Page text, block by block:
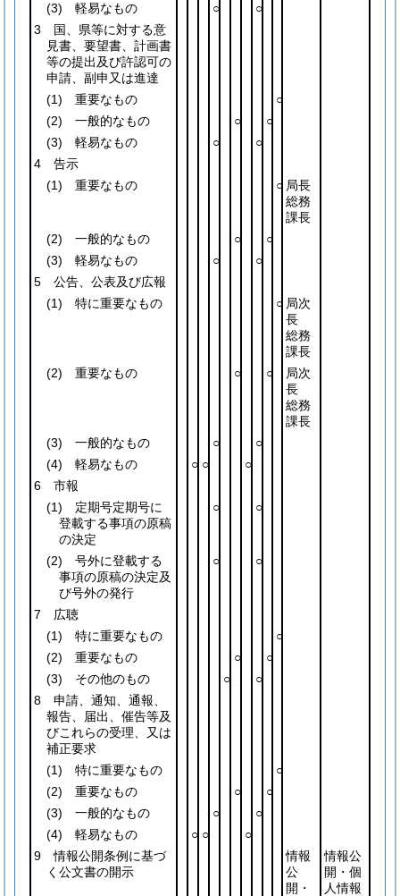
(3) 軽易なもの ○
○
3 国、県等に対する意
見書、要望書、計画書
等の提出及び許認可の
申請、副申又は進達
(1) 重要なもの
○
(2) 一般的なもの ○
○
(3) 軽易なもの ○
○
4 告示
(1) 重要なもの ○ 局長
総務
課長
(2) 一般的なもの ○
○
(3) 軽易なもの ○
○
5 公告、公表及び広報
(1) 特に重要なもの ○ 局次
長
総務
課長
(2) 重要なもの ○ ○
局次
長
総務
課長
(3) 一般的なもの ○
○
(4) 軽易なもの ○ ○
○
6 市報
(1) 定期号定期号に
登載する事項の原稿
の決定
○ ○
(2) 号外に登載する
事項の原稿の決定及
び号外の発行
○ ○
7 広聴
(1) 特に重要なもの
○
(2) 重要なもの ○
○
(3) その他のもの ○
○
8 申請、通知、通報、
報告、届出、催告等及
びこれらの受理、又は
補正要求
(1) 特に重要なもの
○
(2) 重要なもの ○
○
(3) 一般的なもの ○
○
(4) 軽易なもの ○ ○
○
9 情報公開条例に基づ
く公文書の開示
情報
公
開・
情報公
開・個
人情報